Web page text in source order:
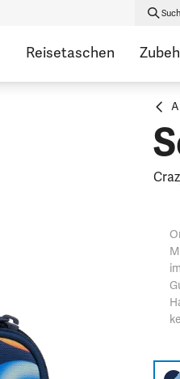
Reisetaschen